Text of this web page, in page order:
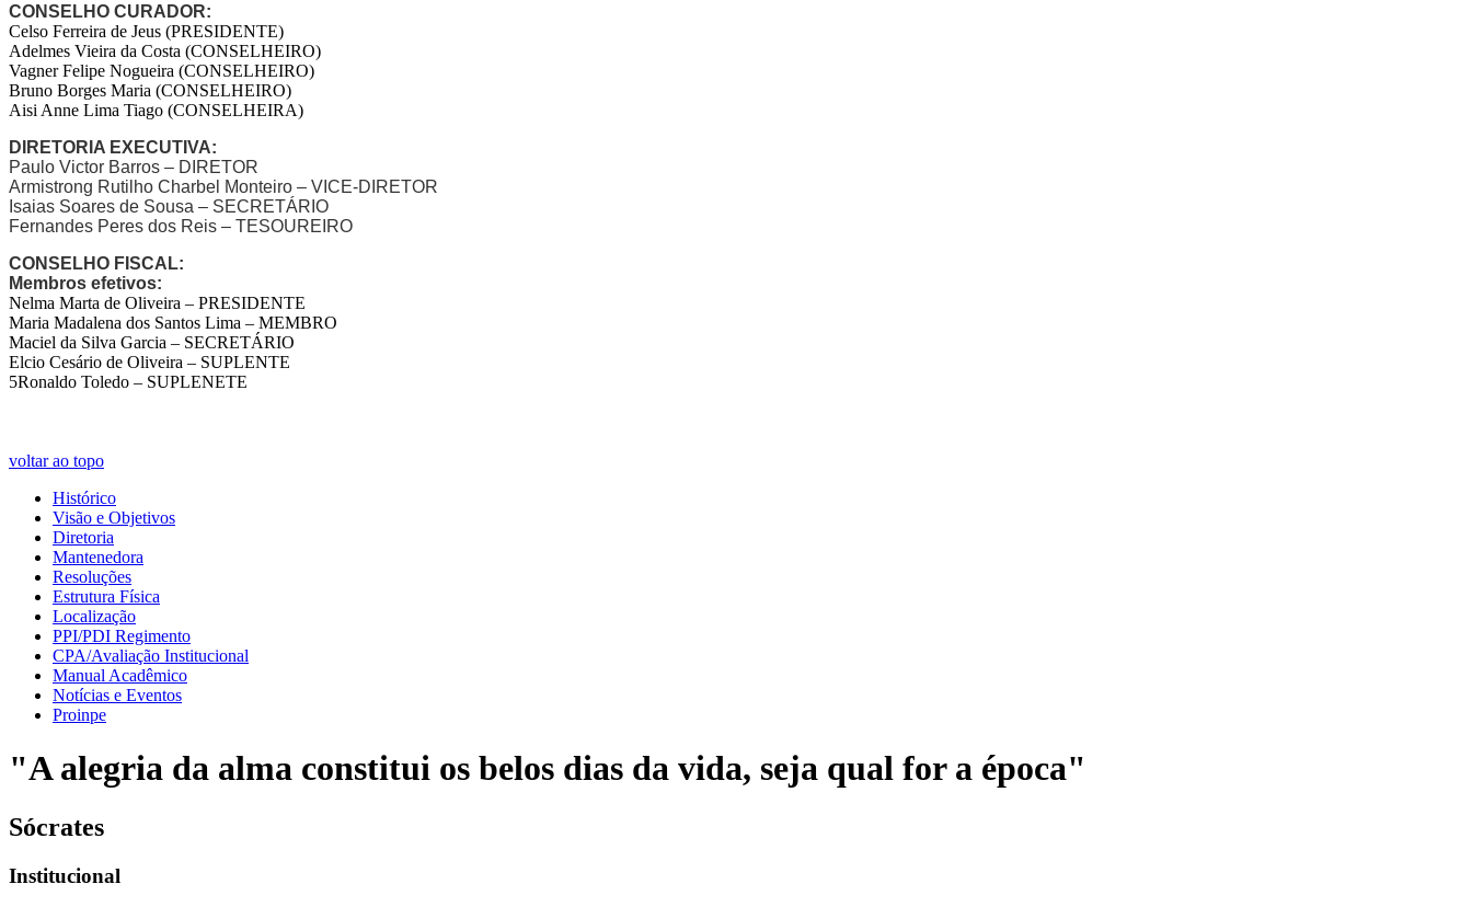
CONSELHO CURADOR:
Celso Ferreira de Jeus (PRESIDENTE)
Adelmes Vieira da Costa (CONSELHEIRO)
Vagner Felipe Nogueira (CONSELHEIRO)
Bruno Borges Maria (CONSELHEIRO)
Aisi Anne Lima Tiago (CONSELHEIRA)
DIRETORIA EXECUTIVA:
Paulo Victor Barros – DIRETOR
Armistrong Rutilho Charbel Monteiro – VICE-DIRETOR
Isaias Soares de Sousa – SECRETÁRIO
Fernandes Peres dos Reis – TESOUREIRO
CONSELHO FISCAL:
Membros efetivos:
Nelma Marta de Oliveira – PRESIDENTE
Maria Madalena dos Santos Lima – MEMBRO
Maciel da Silva Garcia – SECRETÁRIO
Elcio Cesário de Oliveira – SUPLENTE
5Ronaldo Toledo – SUPLENETE
voltar ao topo
Histórico
Visão e Objetivos
Diretoria
Mantenedora
Resoluções
Estrutura Física
Localização
PPI/PDI Regimento
CPA/Avaliação Institucional
Manual Acadêmico
Notícias e Eventos
Proinpe
"A alegria da alma constitui os belos dias da vida, seja qual for a época"
Sócrates
Institucional